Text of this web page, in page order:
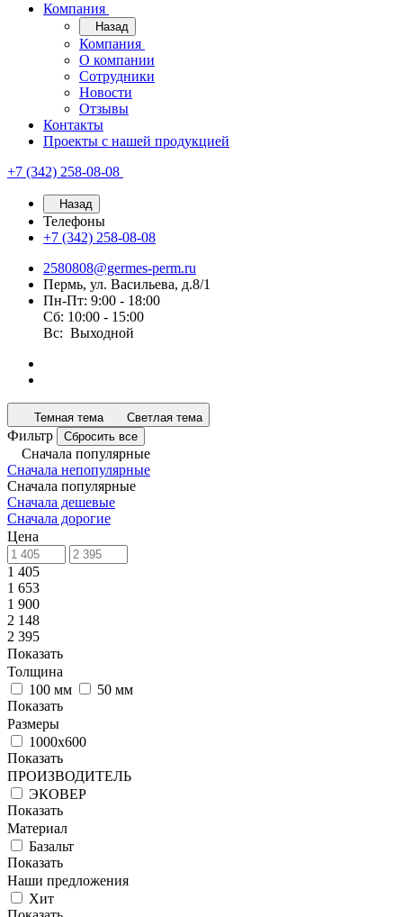
Компания
Назад
Компания
О компании
Сотрудники
Новости
Отзывы
Контакты
Проекты с нашей продукцией
+7 (342) 258-08-08
Назад
Телефоны
+7 (342) 258-08-08
2580808@germes-perm.ru
Пермь, ул. Васильева, д.8/1
Пн-Пт: 9:00 - 18:00
Сб: 10:00 - 15:00
Вс: Выходной
Темная тема Светлая тема
Фильтр Сбросить все
Сначала популярные
Сначала непопулярные
Сначала популярные
Сначала дешевые
Сначала дорогие
Цена
1 405
1 653
1 900
2 148
2 395
Показать
Толщина
100 мм
50 мм
Показать
Размеры
1000х600
Показать
ПРОИЗВОДИТЕЛЬ
ЭКОВЕР
Показать
Материал
Базальт
Показать
Наши предложения
Хит